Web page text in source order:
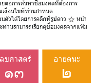
ยต่อการค้นหาชื่อมงคลที่ต้องการ
เงื่อนไขที่ท่านกำหนด
ตัวได้โดยการคลิกที่รูปดาว
หน้า
านสามารถเรียกดูชื่อมงคลจากแฟ้ม
ลขศาสตร์
๑๓
อายตนะ
๒